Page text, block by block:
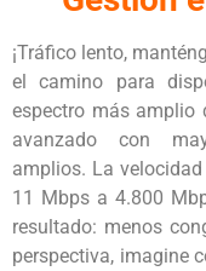
¡Tráfico lento,
el camino para
espectro más amplio
avanzado con
amplios. La
11 Mbps a 4.800
resultado: menos
perspectiva, imagine